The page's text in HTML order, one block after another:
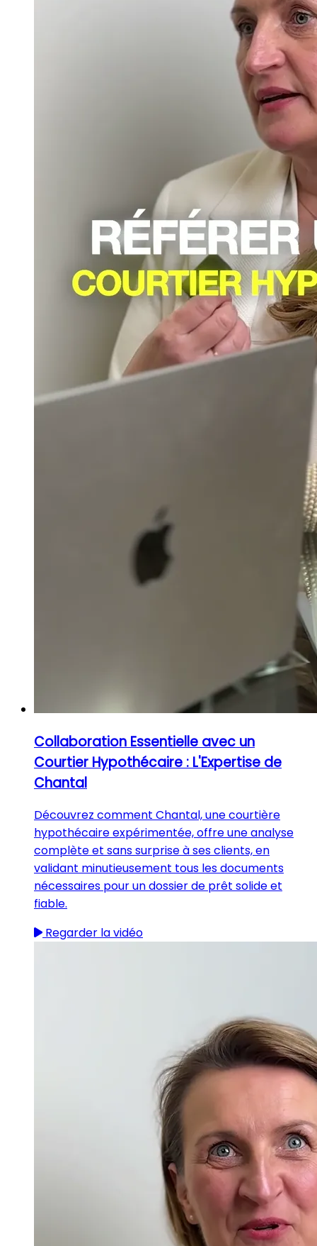
Collaboration Essentielle avec un
Courtier Hypothécaire : L'Expertise de
Chantal
Découvrez comment Chantal, une courtière
hypothécaire expérimentée, offre une analyse
complète et sans surprise à ses clients, en
validant minutieusement tous les documents
nécessaires pour un dossier de prêt solide et
fiable.
Regarder la vidéo